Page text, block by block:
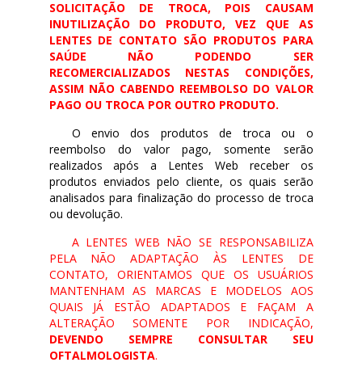
SOLICITAÇÃO DE TROCA, POIS CAUSAM
INUTILIZAÇÃO DO PRODUTO, VEZ QUE AS
LENTES DE CONTATO SÃO PRODUTOS PARA
SAÚDE NÃO PODENDO SER
RECOMERCIALIZADOS NESTAS CONDIÇÕES,
ASSIM NÃO CABENDO REEMBOLSO DO VALOR
PAGO OU TROCA POR OUTRO PRODUTO.
O envio dos produtos de troca ou o
reembolso do valor pago, somente serão
realizados após a Lentes Web receber os
produtos enviados pelo cliente, os quais serão
analisados para finalização do processo de troca
ou devolução.
A LENTES WEB NÃO SE RESPONSABILIZA
PELA NÃO ADAPTAÇÃO ÀS LENTES DE
CONTATO, ORIENTAMOS QUE OS USUÁRIOS
MANTENHAM AS MARCAS E MODELOS AOS
QUAIS JÁ ESTÃO ADAPTADOS E FAÇAM A
ALTERAÇÃO SOMENTE POR INDICAÇÃO,
DEVENDO SEMPRE CONSULTAR SEU
OFTALMOLOGISTA.